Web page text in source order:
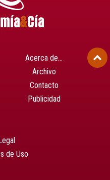
Acerca de…
Archivo
Contacto
Publicidad
de Uso